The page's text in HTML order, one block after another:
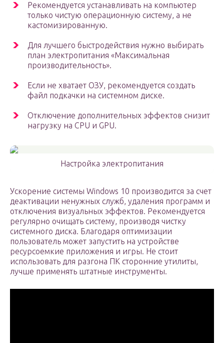
Рекомендуется устанавливать на компьютер
только чистую операционную систему, а не
кастомизированную.
Для лучшего быстродействия нужно выбирать
план электропитания «Максимальная
производительность».
Если не хватает ОЗУ, рекомендуется создать
файл подкачки на системном диске.
Отключение дополнительных эффектов снизит
нагрузку на CPU и GPU.
Настройка электропитания
Ускорение системы Windows 10 производится за счет
деактивации ненужных служб, удаления программ и
отключения визуальных эффектов. Рекомендуется
регулярно очищать систему, производя чистку
системного диска. Благодаря оптимизации
пользователь может запустить на устройстве
ресурсоемкие приложения и игры. Не стоит
использовать для разгона ПК сторонние утилиты,
лучше применять штатные инструменты.